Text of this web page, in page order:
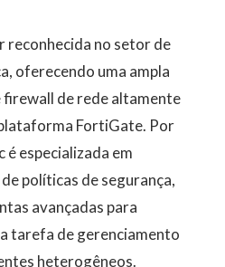
reconhecida no setor de
oferecendo uma ampla
firewall de rede altamente
FortiGate. Por
é especializada em
políticas de segurança,
avançadas para
tarefa de gerenciamento
heterogêneos.